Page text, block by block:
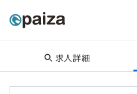
転職・キャリア求人詳細